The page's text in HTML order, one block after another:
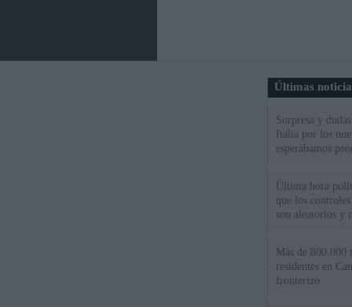
Últimas
Sorpresa y
Italia por los
esperábamos
Última hora
que los
son aleatorios y
Más de 800.000
residentes en
fronterizo